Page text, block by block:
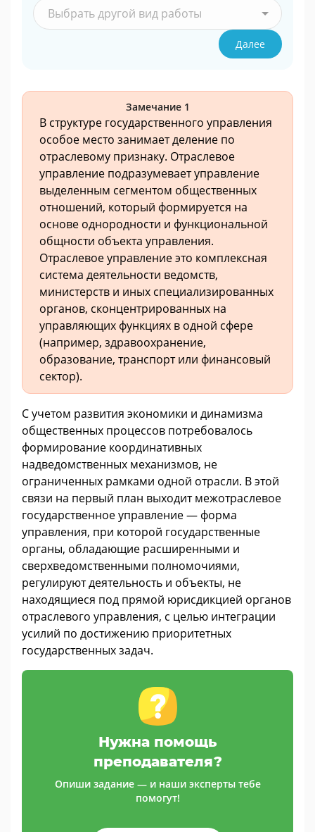
Выбрать другой вид работы
Далее
Замечание 1
В структуре государственного управления
особое место занимает деление по
отраслевому признаку. Отраслевое
управление подразумевает управление
выделенным сегментом общественных
отношений, который формируется на
основе однородности и функциональной
общности объекта управления.
Отраслевое управление это комплексная
система деятельности ведомств,
министерств и иных специализированных
органов, сконцентрированных на
управляющих функциях в одной сфере
(например, здравоохранение,
образование, транспорт или финансовый
сектор).
С учетом развития экономики и динамизма
общественных процессов потребовалось
формирование координативных
надведомственных механизмов, не
ограниченных рамками одной отрасли. В этой
связи на первый план выходит межотраслевое
государственное управление — форма
управления, при которой государственные
органы, обладающие расширенными и
сверхведомственными полномочиями,
регулируют деятельность и объекты, не
находящиеся под прямой юрисдикцией органов
отраслевого управления, с целью интеграции
усилий по достижению приоритетных
государственных задач.
Нужна помощь
преподавателя?
Опиши задание — и наши эксперты тебе
помогут!